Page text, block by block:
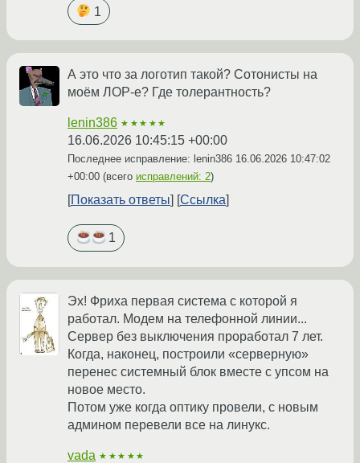
1
А это что за логотип такой? Сотонисты на
моём ЛОР-е? Где толерантность?
lenin386 ★★★★★
16.06.2026 10:45:15 +00:00
Последнее исправление: lenin386 16.06.2026 10:47:02
+00:00 (всего исправлений: 2)
Показать ответы Ссылка
1
Эх! Фриха первая система с которой я
работал. Модем на телефонной линии...
Сервер без выключения проработал 7 лет.
Когда, наконец, построили «серверную»
перенес системный блок вместе с упсом на
новое место.
Потом уже когда оптику провели, с новым
админом перевели все на линукс.
vada ★★★★★